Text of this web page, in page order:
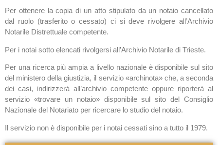
Per ottenere la copia di un atto stipulato da un notaio cancellato
dal ruolo (trasferito o cessato) ci si deve rivolgere all’Archivio
Notarile Distrettuale competente.
Per i notai sotto elencati rivolgersi all’Archivio Notarile di Trieste.
Per una ricerca più ampia a livello nazionale è disponibile sul sito
del ministero della giustizia, il servizio «archinota» che, a seconda
dei casi, indirizzerà all’archivio competente oppure riporterà al
servizio «trovare un notaio» disponibile sul sito del Consiglio
Nazionale del Notariato per ricercare lo studio del notaio.
Il servizio non è disponibile per i notai cessati sino a tutto il 1979.